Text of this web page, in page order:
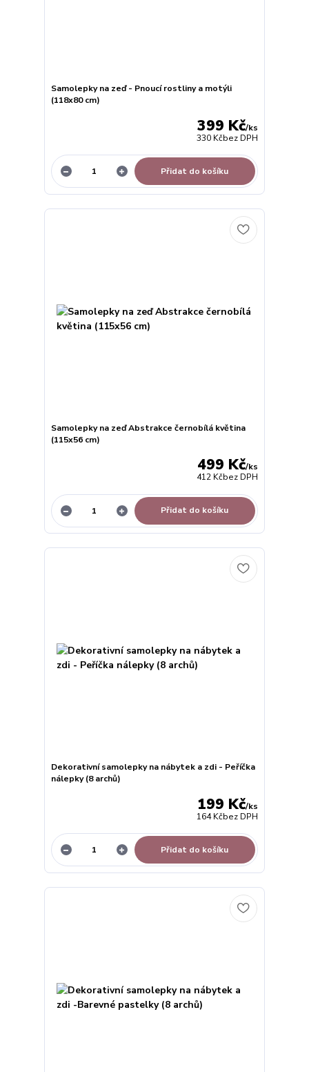
Samolepky na zeď - Pnoucí rostliny a motýli
(118x80 cm)
399 Kč/ks
330 Kčbez DPH
Přidat do košíku
Samolepky na zeď Abstrakce černobílá květina
(115x56 cm)
499 Kč/ks
412 Kčbez DPH
Přidat do košíku
Dekorativní samolepky na nábytek a zdi - Peříčka
nálepky (8 archů)
199 Kč/ks
164 Kčbez DPH
Přidat do košíku